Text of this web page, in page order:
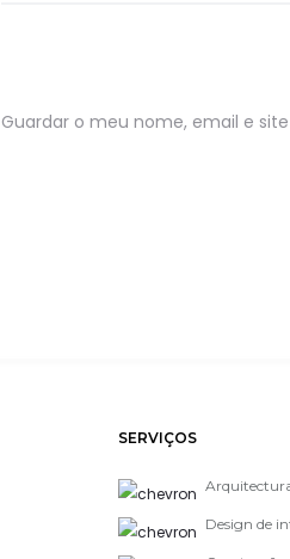
Guardar o meu nome, email e
SERVIÇOS
Design de